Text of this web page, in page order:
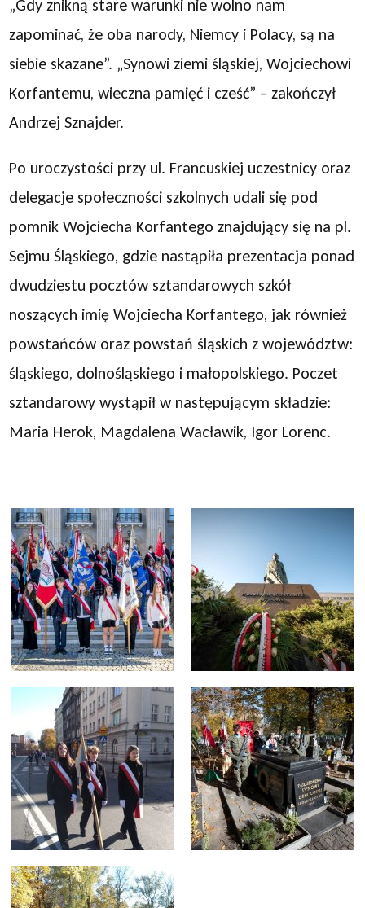
„Gdy znikną stare warunki nie wolno nam
zapominać, że oba narody, Niemcy i Polacy, są na
siebie skazane”. „Synowi ziemi śląskiej, Wojciechowi
Korfantemu, wieczna pamięć i cześć” – zakończył
Andrzej Sznajder.
Po uroczystości przy ul. Francuskiej uczestnicy oraz
delegacje społeczności szkolnych udali się pod
pomnik Wojciecha Korfantego znajdujący się na pl.
Sejmu Śląskiego, gdzie nastąpiła prezentacja ponad
dwudziestu pocztów sztandarowych szkół
noszących imię Wojciecha Korfantego, jak również
powstańców oraz powstań śląskich z województw:
śląskiego, dolnośląskiego i małopolskiego. Poczet
sztandarowy wystąpił w następującym składzie:
Maria Herok, Magdalena Wacławik, Igor Lorenc.